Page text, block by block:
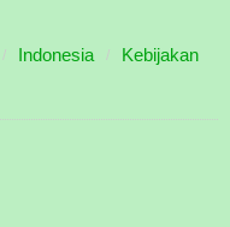
Indonesia
Kebijakan